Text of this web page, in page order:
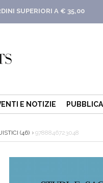
SUPERIORI A € 35,00
E NOTIZIE
(46) 9788846723048